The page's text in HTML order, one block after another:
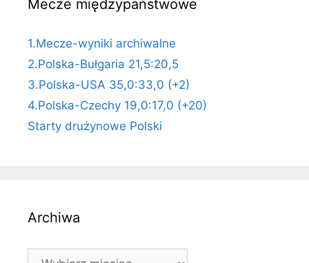
Mecze międzypaństwowe
1.Mecze-wyniki archiwalne
2.Polska-Bułgaria 21,5:20,5
3.Polska-USA 35,0:33,0 (+2)
4.Polska-Czechy 19,0:17,0 (+20)
Starty drużynowe Polski
Archiwa
Archiwa